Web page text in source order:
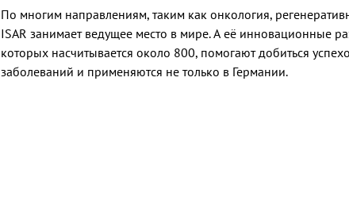
По многим направлениям, таким как онкология,
ISAR занимает ведущее место в мире. А её инновационные
которых насчитывается около 800, помогают добиться
заболеваний и применяются не только в Германии.